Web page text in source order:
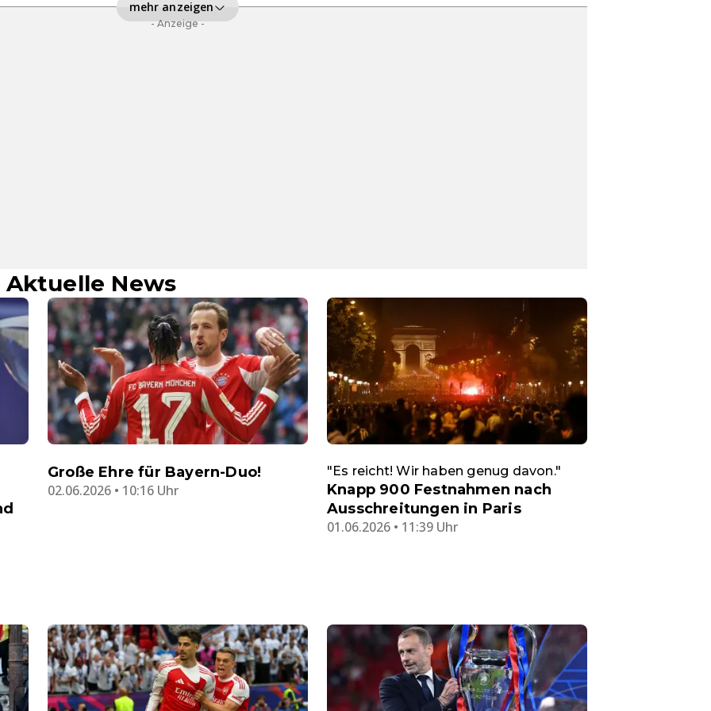
mehr anzeigen
- Anzeige -
Aktuelle News
Große Ehre für Bayern-Duo!
02.06.2026 • 10:16 Uhr
"Es reicht! Wir haben genug davon."
Knapp 900 Festnahmen nach
Ausschreitungen in Paris
01.06.2026 • 11:39 Uhr